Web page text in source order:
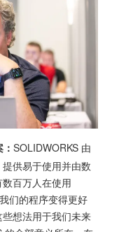
SOLIDWORKS 由
供易于使用并由数
百万人在使用
们的程序变得更好
想法用于我们未来